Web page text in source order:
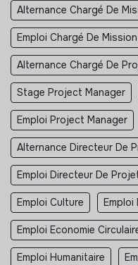
Alternance Chargé De
Emploi Chargé De Mission
Alternance Chargé De
Stage Project Manager
Emploi Project Manager
Alternance Directeur De
Emploi Directeur De
Emploi Culture Emploi
Emploi Economie
Emploi Humanitaire